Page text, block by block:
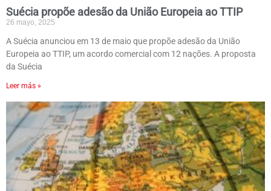
Suécia propõe adesão da União Europeia ao TTIP
26 mayo, 2025
A Suécia anunciou em 13 de maio que propõe adesão da União
Europeia ao TTIP, um acordo comercial com 12 nações. A proposta
da Suécia
Leer más »